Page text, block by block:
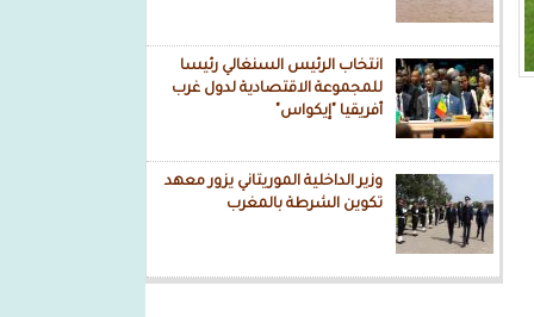
انتخاب الرئيس السنغالي رئيسا
للمجموعة الاقتصادية لدول غرب
أفريقيا "إيكواس"
وزير الداخلية الموريتاني يزور معهد
تكوين الشرطة بالمغرب